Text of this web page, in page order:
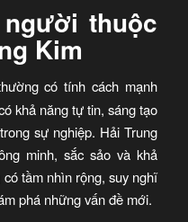
thuộc
Kim
có tính cách mạnh
khả năng tự tin, sáng tạo
sự nghiệp. Hải Trung
minh, sắc sảo và khả
tầm nhìn rộng, suy nghĩ
phá những vấn đề mới.